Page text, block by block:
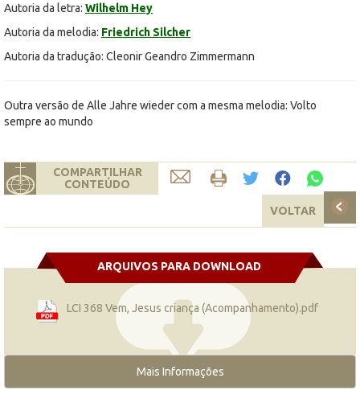
Autoria da letra: Wilhelm Hey
Autoria da melodia: Friedrich Silcher
Autoria da tradução: Cleonir Geandro Zimmermann
Outra versão de Alle Jahre wieder com a mesma melodia: Volto
sempre ao mundo
COMPARTILHAR
CONTEÚDO
VOLTAR
ARQUIVOS PARA DOWNLOAD
LCI 368 Vem, Jesus criança (Acompanhamento).pdf
Mais Informações